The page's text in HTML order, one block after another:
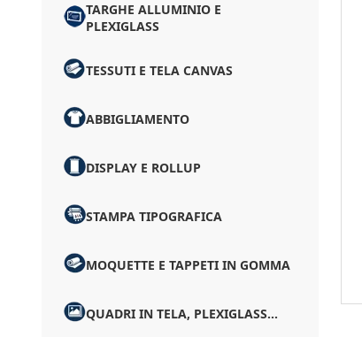
TARGHE ALLUMINIO E
PLEXIGLASS
TESSUTI E TELA CANVAS
ABBIGLIAMENTO
DISPLAY E ROLLUP
STAMPA TIPOGRAFICA
MOQUETTE E TAPPETI IN GOMMA
QUADRI IN TELA, PLEXIGLASS...